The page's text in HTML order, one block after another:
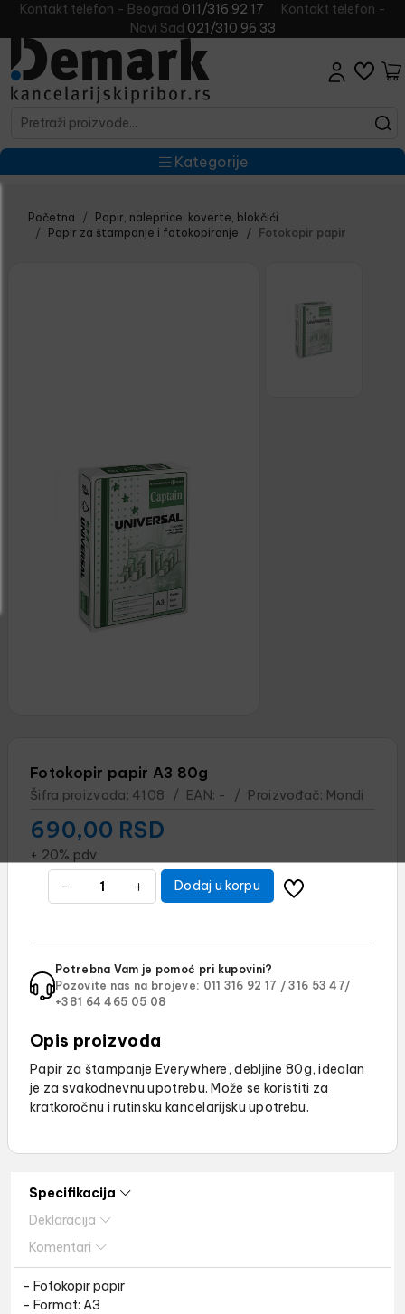
Kontakt telefon - Beograd 011/316 92 17
Kontakt telefon -
Novi Sad 021/310 96 33
Kategorije
Početna
Papir, nalepnice, koverte, blokčići
Papir za štampanje i fotokopiranje
Fotokopir papir
Fotokopir papir A3 80g
Šifra proizvoda: 4108 / EAN: - / Proizvođač: Mondi
690,00 RSD
+ 20% pdv
Dodaj u korpu
Potrebna Vam je pomoć pri kupovini?
Pozovite nas na brojeve: 011 316 92 17 / 316 53 47/
+381 64 465 05 08
Opis proizvoda
Papir za štampanje Everywhere, debljine 80g, idealan
je za svakodnevnu upotrebu. Može se koristiti za
kratkoročnu i rutinsku kancelarijsku upotrebu.
Specifikacija
Deklaracija
Komentari
- Fotokopir papir
- Format: A3